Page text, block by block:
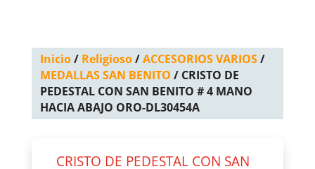
Inicio/ Religioso/ACCESORIOS VARIOS/
MEDALLAS SAN BENITO / CRISTO DE
PEDESTAL CON SAN BENITO # 4 MANO
HACIA ABAJO ORO-DL30454A
CRISTO DE PEDESTAL CON SAN